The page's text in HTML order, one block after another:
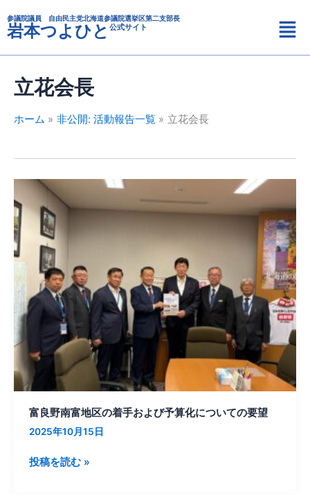
容
を
ス
参議院議員 自由民主党北海道参議院選挙区第二支部長
岩本つよひと 公式サイト
メ
ニ
ュ
立花会長
ホーム 非公開: 活動報告一覧 立花会長
富良野南富地区の着手および予算化についての要望
2025年10月15日
富
野
の
お
び
算
化
つ
投稿を読む »
テ
ゴ